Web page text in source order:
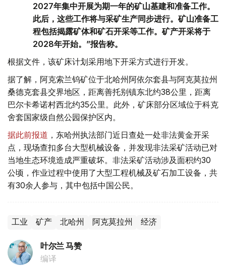
2027年集中开展为期一年的矿山基建和准备工作。
此后，这些工作将与采矿生产同步进行。矿山准备工
程包括揭露矿体和矿石开采等工作。矿产开采将于
2028年开始。”报告称。
根据文件，该矿床计划采用地下开采方式进行开发。
据了解，阿克索兰钨矿位于北哈州阿依尔套县与阿克莫拉州
桑德克套县交界地区，距离善托别镇东北约38公里，距离
巴尔卡希诺村西北约35公里。此外，矿床部分区域位于科克
舍套国家级自然公园保护区内。
据此前报道 ，东哈州执法部门近日查处一处非法黄金开采
点，现场查扣多台大型机械设备，并发现非法采矿活动已对
当地生态环境造成严重破坏。非法采矿活动涉及面积约30
公顷，作业过程中使用了大型工程机械及矿石加工设备，共
有30余人参与，其中包括中国公民。
工业 矿产 北哈州 阿克莫拉州 经济
叶尔兰 马赞
编译